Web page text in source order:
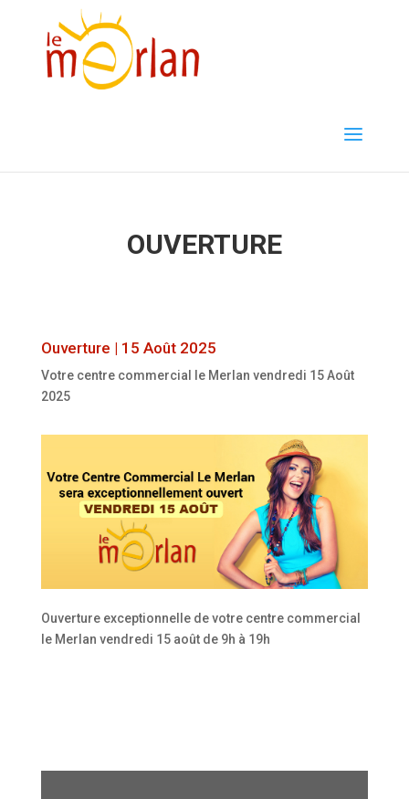
OUVERTURE 15 Août 2025
OUVERTURE
Ouverture | 15 Août 2025
Votre centre commercial le Merlan vendredi 15 Août
2025
Ouverture exceptionnelle de votre centre commercial
le Merlan vendredi 15 août de 9h à 19h